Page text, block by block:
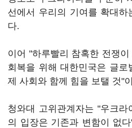
선에서 우리의 기여를 확대하
다.
이어 "하루빨리 참혹한 전쟁
회복을 위해 대한민국은 글
제 사회와 함께 힘을 보탤 것"
청와대 고위관계자는 "우크라
의 입장은 기존과 변함이 없